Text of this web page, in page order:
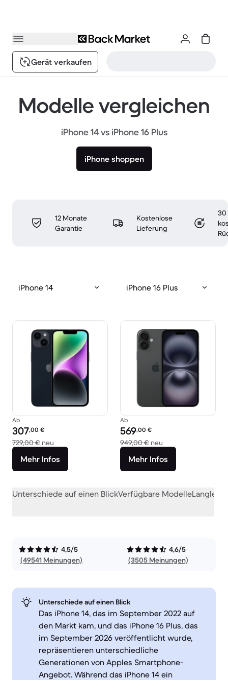
Gerät verkaufen
Modelle vergleichen
iPhone 14 vs iPhone 16 Plus
iPhone shoppen
12 Monate
Garantie
Kostenlose
Lieferung
30
iPhone 14 iPhone 16 Plus
Ab
Preis des erneuerten Produkts:
307,00 €
729,00 € neu Im Vergleich zum Neupreis von 729,00 €
Mehr Infos
Ab
Preis des erneuerten Produkts:
569,00 €
949,00 € neu
Mehr Infos
Unterschiede auf einen BlickVerfügbare Modelle
4,5/5
(49541 Meinungen)
4,6/5
(3505 Meinungen)
Unterschiede auf einen Blick
Das iPhone 14, das im September 2022 auf
den Markt kam, und das iPhone 16 Plus, das
im September 2026 veröffentlicht wurde,
repräsentieren unterschiedliche
Generationen von Apples Smartphone-
Angebot. Während das iPhone 14 ein